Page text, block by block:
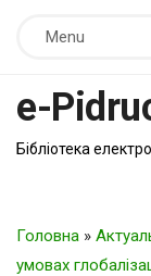
Menu
e-
Бібліотека
Головна »
умовах